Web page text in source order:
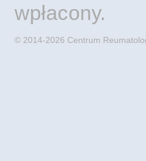
wpłacony.
© 2014-2026 Centrum